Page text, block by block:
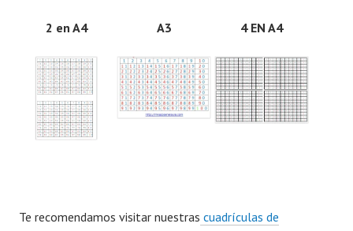
2 en A4 A3 4 EN A4
Te recomendamos visitar nuestras cuadrículas de